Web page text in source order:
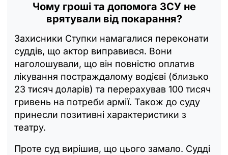
Чому гроші та допомога ЗСУ не
врятували від покарання?
Захисники Ступки намагалися переконати
суддів, що актор виправився. Вони
наголошували, що він повністю оплатив
лікування постраждалому водієві (близько
23 тисяч доларів) та перерахував 100 тисяч
гривень на потреби армії. Також до суду
принесли позитивні характеристики з
театру.
Проте суд вирішив, що цього замало. Судді